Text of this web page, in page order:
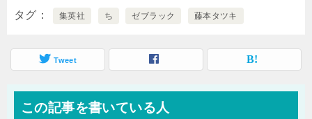
タグ 集英社 ち ゼブラック 藤本タツキ
Tweet
この記事を書いている人